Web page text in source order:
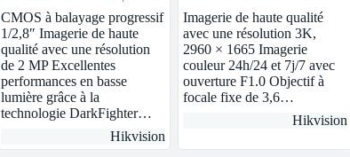
2DE5232IW-AE
CMOS à balayage progressif
1/2,8″ Imagerie de haute
qualité avec une résolution
de 2 MP Excellentes
performances en basse
lumière grâce à la
technologie DarkFighter…
Hikvision
3K | DS-2CE10KF0T-FS
Imagerie de haute qualité
avec une résolution 3K,
2960 × 1665 Imagerie
couleur 24h/24 et 7j/7 avec
ouverture F1.0 Objectif à
focale fixe de 3,6…
Hikvision